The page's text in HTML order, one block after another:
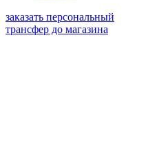
заказать персональный
трансфер до магазина